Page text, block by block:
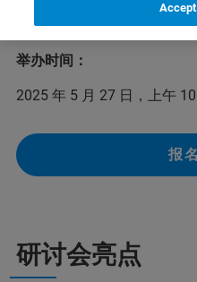
举办时间：
2025 年 5 月 27 日，上午
报
研讨会亮点